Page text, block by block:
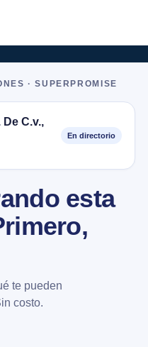
· SUPERPROMISE
C.v.,
En directorio
esta
te pueden
costo.